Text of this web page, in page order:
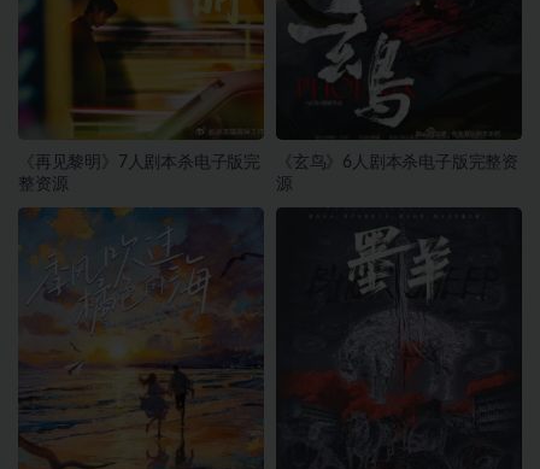
《再见黎明》7人剧本杀电子版完
整资源
《玄鸟》6人剧本杀电子版完整资
源